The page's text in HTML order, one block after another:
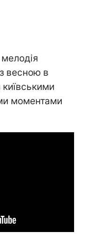
весною в
моментами